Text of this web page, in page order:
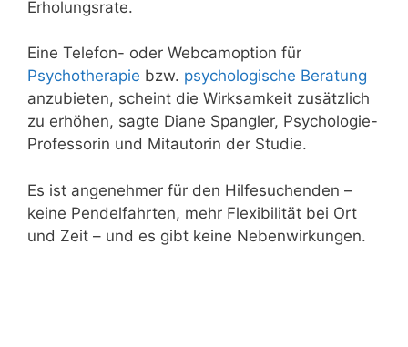
Erholungsrate.
Eine Telefon- oder Webcamoption für
Psychotherapie bzw. psychologische Beratung
anzubieten, scheint die Wirksamkeit zusätzlich
zu erhöhen, sagte Diane Spangler, Psychologie-
Professorin und Mitautorin der Studie.
Es ist angenehmer für den Hilfesuchenden –
keine Pendelfahrten, mehr Flexibilität bei Ort
und Zeit – und es gibt keine Nebenwirkungen.